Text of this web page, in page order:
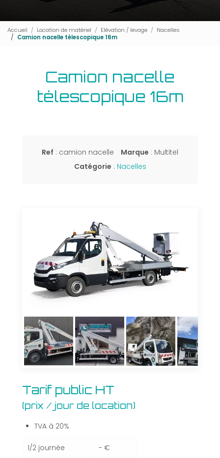
Accueil Location de matériel Elévation / levage
Nacelles
Camion nacelle télescopique 16m
Camion nacelle
télescopique 16m
Ref : camion nacelle Marque : Multitel
Catégorie : Nacelles
Tarif
public
HT
de
location)
Tarif public HT
(prix / jour de location)
TVA à 20%
1/2 journée
- €